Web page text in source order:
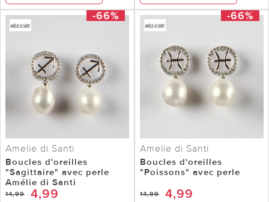
-66%
Amelie di Santi
Boucles d'oreilles
"Sagittaire" avec perle
Amélie di Santi
14,99 4,99
-66%
Amelie di Santi
Boucles d'oreilles
"Poissons" avec perle
14,99 4,99